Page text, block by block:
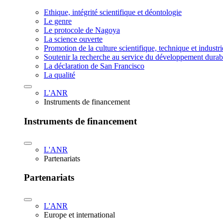
Ethique, intégrité scientifique et déontologie
Le genre
Le protocole de Nagoya
La science ouverte
Promotion de la culture scientifique, technique et
Soutenir la recherche au service du développement
La déclaration de San Francisco
La qualité
L'ANR
Instruments de financement
Instruments de financement
L'ANR
Partenariats
Partenariats
L'ANR
Europe et international